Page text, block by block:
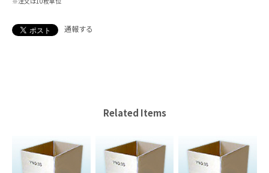
通報する
Related Items